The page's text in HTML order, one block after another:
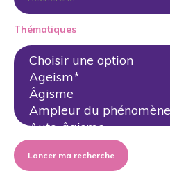
Thématiques
Lancer ma recherche